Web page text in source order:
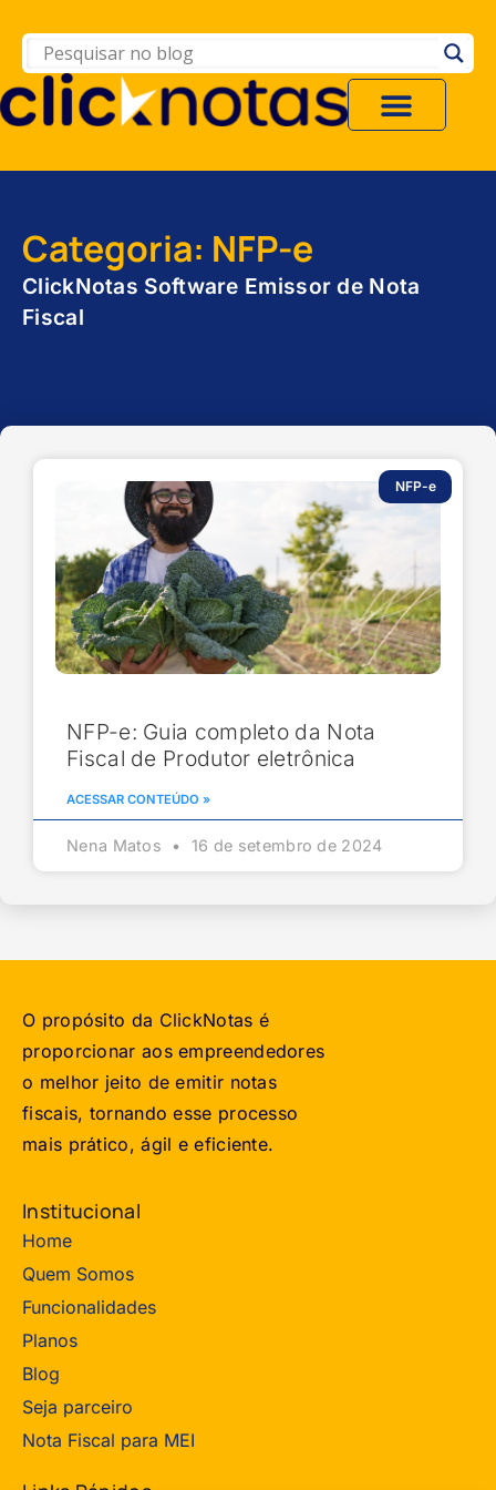
Categoria: NFP-e
ClickNotas Software Emissor de Nota
Fiscal
NFP-e
NFP-e: Guia completo da Nota
Fiscal de Produtor eletrônica
ACESSAR CONTEÚDO »
Nena Matos 16 de setembro de 2024
O propósito da ClickNotas é
proporcionar aos empreendedores
o melhor jeito de emitir notas
fiscais, tornando esse processo
mais prático, ágil e eficiente.
Institucional
Home
Quem Somos
Funcionalidades
Planos
Blog
Seja parceiro
Nota Fiscal para MEI